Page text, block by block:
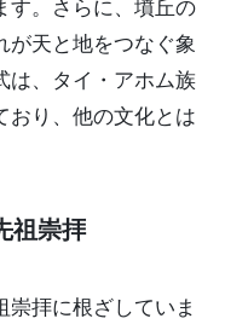
す。さらに、墳丘の
が天と地をつなぐ象
は、タイ・アホム族
おり、他の文化とは
祖崇拝
崇拝に根ざしていま